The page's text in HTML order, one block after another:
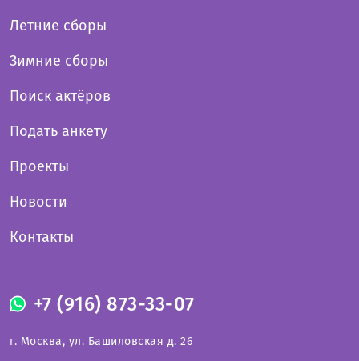
+7 (916) 873-33-07
г. Москва, ул. Башиловская д. 26
Летние сборы
Зимние сборы
Поиск актёров
Подать анкету
Проекты
Новости
Контакты